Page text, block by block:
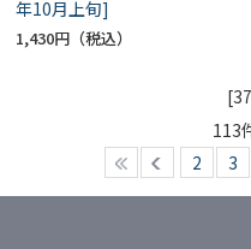
年10月上旬]
1,430円
113
2
3